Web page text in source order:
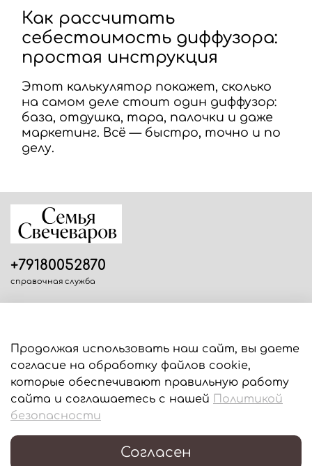
Как рассчитать
себестоимость диффузора:
простая инструкция
Этот калькулятор покажет, сколько
на самом деле стоит один диффузор:
база, отдушка, тара, палочки и даже
маркетинг. Всё — быстро, точно и по
делу.
Информация
Для пользователей
+79180052870
справочная служба
Продолжая использовать наш сайт, вы даете
согласие на обработку файлов cookie,
которые обеспечивают правильную работу
сайта и соглашаетесь с нашей Политикой
безопасности
Согласен